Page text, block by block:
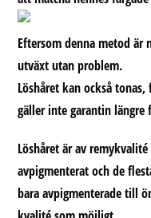
Eftersom denna metod är
utväxt utan problem.
Löshåret kan också
gäller inte garantin
Löshåret är av
avpigmenterat och de
bara avpigmenterade till